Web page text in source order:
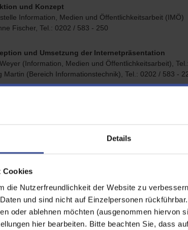
Details
Cookies
die Nutzerfreundlichkeit der Website zu
und sind nicht auf Einzelpersonen
oder ablehnen möchten (ausgenommen hiervon
hier bearbeiten. Bitte beachten Sie, dass
und Konzept
Information, Medien und Öffentlichkeitsarbeit (IMÖ)
Fischer, Tel.: 0202 / 583 - 250
und Umsetzung der Internetpräsentation
(Information, Medien und Öffentlichkeitsarbeit),
Martin (Bereich Informationstechnik), Tel.: 0202 / 583 -
für Umwelt, Naturschutz und Verkehr des Landes
Düsseldorf
/ 4566 - 0
/ 4566 - 388